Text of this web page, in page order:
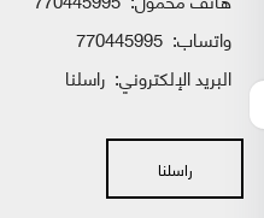
واتساب:
البريد الإلكتروني: راسلنا
راسلنا